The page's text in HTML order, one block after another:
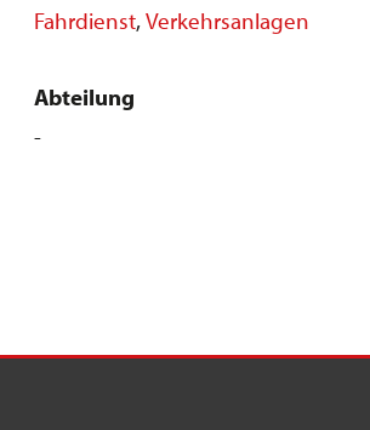
Fahrdienst,Verkehrsanlagen
Abteilung
-